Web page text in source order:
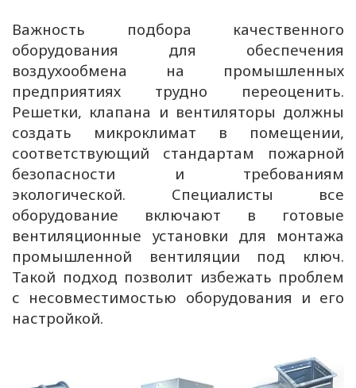
Важность подбора качественного
оборудования для обеспечения
воздухообмена на промышленных
предприятиях трудно переоценить.
Решетки, клапана и вентиляторы должны
создать микроклимат в помещении,
соответствующий стандартам пожарной
безопасности и требованиям
экологической. Специалисты все
оборудование включают в готовые
вентиляционные установки для монтажа
промышленной вентиляции под ключ.
Такой подход позволит избежать проблем
с несовместимостью оборудования и его
настройкой.